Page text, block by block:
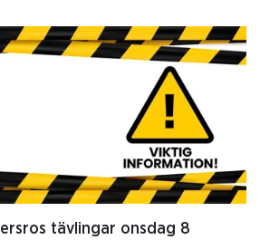
tävlingar onsdag 8